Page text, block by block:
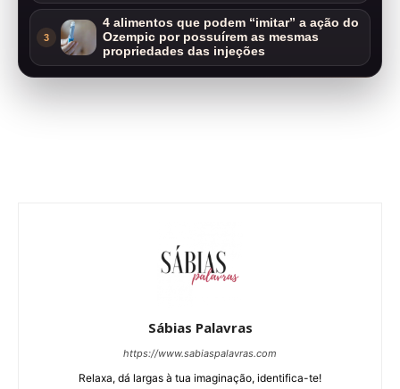
3
4 alimentos que podem “imitar” a ação do
Ozempic por possuírem as mesmas
propriedades das injeções
Sábias Palavras
https://www.sabiaspalavras.com
Relaxa, dá largas à tua imaginação, identifica-te!